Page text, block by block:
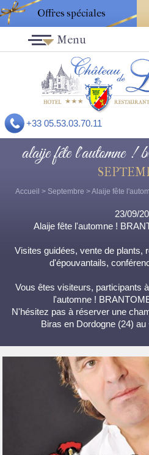
Offres spéciales
+33 05.53.03.70.11
Menu
alaije fête l'automne !
Accueil > Septembre > Alaije fête
23/09/
Alaije fête l'automne !
Visites guidées, vente de plants,
d'épouvantails,
Vous êtes visiteurs, participants
l'automne !
N'hésitez pas à réserver une
Biras en Dordogne (24) au